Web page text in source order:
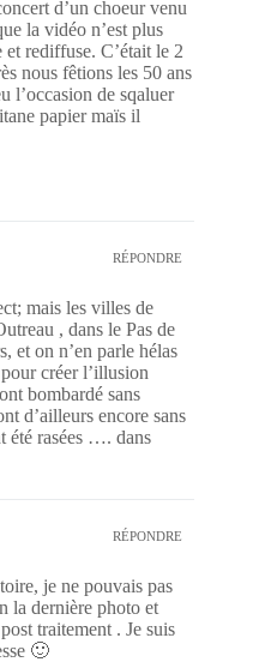
d’un choeur venu
la vidéo n’est plus
rediffuse. C’était le 2
nous fêtions les 50 ans
l’occasion de sqaluer
papier maïs il
RÉPONDRE
mais les villes de
, dans le Pas de
et on n’en parle hélas
créer l’illusion
bombardé sans
d’ailleurs encore sans
été rasées …. dans
RÉPONDRE
je ne pouvais pas
la dernière photo et
traitement . Je suis
🙂